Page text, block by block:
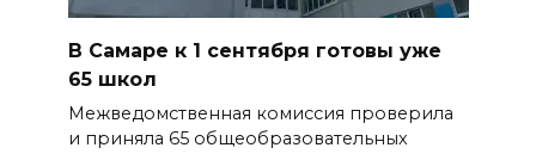
В Самаре к 1 сентября готовы уже
65 школ
Межведомственная комиссия проверила
и приняла 65 общеобразовательных